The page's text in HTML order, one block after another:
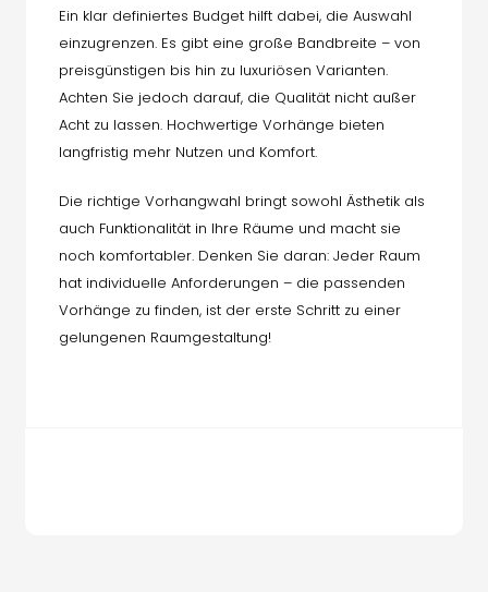
Ein klar definiertes Budget hilft dabei, die Auswahl
einzugrenzen. Es gibt eine große Bandbreite – von
preisgünstigen bis hin zu luxuriösen Varianten.
Achten Sie jedoch darauf, die Qualität nicht außer
Acht zu lassen. Hochwertige Vorhänge bieten
langfristig mehr Nutzen und Komfort.
Die richtige Vorhangwahl bringt sowohl Ästhetik als
auch Funktionalität in Ihre Räume und macht sie
noch komfortabler. Denken Sie daran: Jeder Raum
hat individuelle Anforderungen – die passenden
Vorhänge zu finden, ist der erste Schritt zu einer
gelungenen Raumgestaltung!